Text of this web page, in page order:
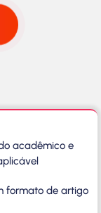
acadêmico e
formato de artigo